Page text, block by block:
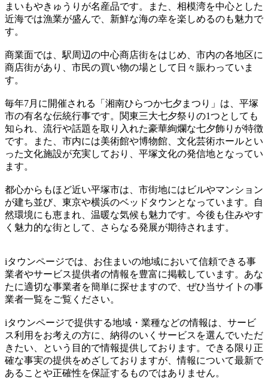
まいもやきゅうりが名産品です。また、相模湾を中心とした
近海では漁業が盛んで、新鮮な海の幸を楽しめるのも魅力で
す。
商業面では、駅周辺の中心商店街をはじめ、市内の各地区に
商店街があり、市民の買い物の場として日々賑わっていま
す。
毎年7月に開催される「湘南ひらつか七夕まつり」は、平塚
市の有名な伝統行事です。関東三大七夕祭りの1つとしても
知られ、流行や話題を取り入れた豪華絢爛な七夕飾りが特徴
です。また、市内には美術館や博物館、文化芸術ホールとい
った文化施設が充実しており、平塚文化の発信地となってい
ます。
都心からもほど近い平塚市は、市街地にはビルやマンション
が建ち並び、東京や横浜のベッドタウンとなっています。自
然環境にも恵まれ、温暖な気候も魅力です。今後も住みやす
く魅力的な街として、さらなる発展が期待されます。
iタウンページでは、お住まいの地域において信頼できる事
業者やサービス提供者の情報を豊富に掲載しています。あな
たに適切な事業者を簡単に探せますので、ぜひ当サイトの事
業者一覧をご覧ください。
iタウンページで提供する地域・業種などの情報は、サービ
ス利用をお考えの方に、納得のいくサービスを選んでいただ
きたい、という目的で情報提供しております。できる限り正
確な事実の提供をめざしておりますが、情報について最新で
あることや正確性を保証するものではありません。